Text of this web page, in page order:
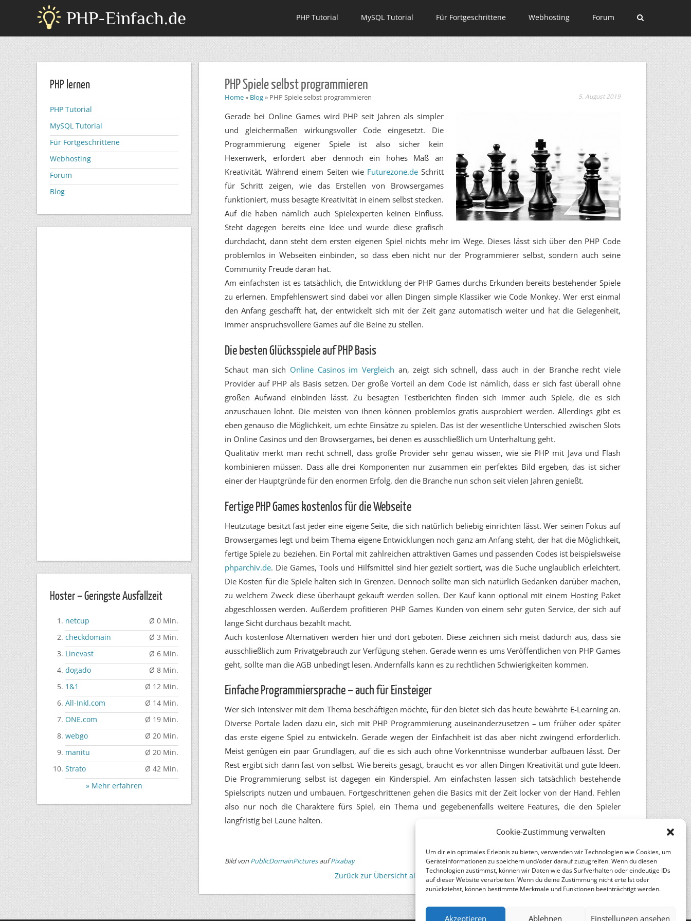
Cookie-Zustimmung verwalten
Um dir ein optimales Erlebnis zu bieten, verwenden wir Technologien wie Cookies, um
Geräteinformationen zu speichern und/oder darauf zuzugreifen. Wenn du diesen
Technologien zustimmst, können wir Daten wie das Surfverhalten oder eindeutige IDs
auf dieser Website verarbeiten. Wenn du deine Zustimmung nicht erteilst oder
zurückziehst, können bestimmte Merkmale und Funktionen beeinträchtigt werden.
Akzeptieren Ablehnen Einstellungen ansehen
PHP-Einfach.de PHP Tutorial MySQL Tutorial Für Fortgeschrittene Webhosting Forum
PHP Spiele selbst programmieren
5. August 2019
Home» Blog» PHP Spiele selbst programmieren
Gerade bei Online Games wird PHP seit Jahren als simpler
und gleichermaßen wirkungsvoller Code eingesetzt. Die
Programmierung eigener Spiele ist also sicher kein
Hexenwerk, erfordert aber dennoch ein hohes Maß an
Kreativität. Während einem Seiten wie Futurezone.deSchritt
für Schritt zeigen, wie das Erstellen von Browsergames
funktioniert, muss besagte Kreativität in einem selbst stecken.
Auf die haben nämlich auch Spielexperten keinen Einfluss.
Steht dagegen bereits eine Idee und wurde diese grafisch
durchdacht, dann steht dem ersten eigenen Spiel nichts mehr im Wege. Dieses lässt sich über den PHP Code
problemlos in Webseiten einbinden, so dass eben nicht nur der Programmierer selbst, sondern auch seine
Community Freude daran hat.
Am einfachsten ist es tatsächlich, die Entwicklung der PHP Games durchs Erkunden bereits bestehender Spiele
zu erlernen. Empfehlenswert sind dabei vor allen Dingen simple Klassiker wie Code Monkey. Wer erst einmal
den Anfang geschafft hat, der entwickelt sich mit der Zeit ganz automatisch weiter und hat die Gelegenheit,
immer anspruchsvollere Games auf die Beine zu stellen.
Die besten Glücksspiele auf PHP Basis
Schaut man sich Online Casinos im Vergleich an, zeigt sich schnell, dass auch in der Branche recht viele
Provider auf PHP als Basis setzen. Der große Vorteil an dem Code ist nämlich, dass er sich fast überall ohne
großen Aufwand einbinden lässt. Zu besagten Testberichten finden sich immer auch Spiele, die es sich
anzuschauen lohnt. Die meisten von ihnen können problemlos gratis ausprobiert werden. Allerdings gibt es
eben genauso die Möglichkeit, um echte Einsätze zu spielen. Das ist der wesentliche Unterschied zwischen Slots
in Online Casinos und den Browsergames, bei denen es ausschließlich um Unterhaltung geht.
Qualitativ merkt man recht schnell, dass große Provider sehr genau wissen, wie sie PHP mit Java und Flash
kombinieren müssen. Dass alle drei Komponenten nur zusammen ein perfektes Bild ergeben, das ist sicher
einer der Hauptgründe für den enormen Erfolg, den die Branche nun schon seit vielen Jahren genießt.
Fertige PHP Games kostenlos für die Webseite
Heutzutage besitzt fast jeder eine eigene Seite, die sich natürlich beliebig einrichten lässt. Wer seinen Fokus auf
Browsergames legt und beim Thema eigene Entwicklungen noch ganz am Anfang steht, der hat die Möglichkeit,
fertige Spiele zu beziehen. Ein Portal mit zahlreichen attraktiven Games und passenden Codes ist beispielsweise
phparchiv.de. Die Games, Tools und Hilfsmittel sind hier gezielt sortiert, was die Suche unglaublich erleichtert.
Die Kosten für die Spiele halten sich in Grenzen. Dennoch sollte man sich natürlich Gedanken darüber machen,
zu welchem Zweck diese überhaupt gekauft werden sollen. Der Kauf kann optional mit einem Hosting Paket
abgeschlossen werden. Außerdem profitieren PHP Games Kunden von einem sehr guten Service, der sich auf
lange Sicht durchaus bezahlt macht.
Auch kostenlose Alternativen werden hier und dort geboten. Diese zeichnen sich meist dadurch aus, dass sie
ausschließlich zum Privatgebrauch zur Verfügung stehen. Gerade wenn es ums Veröffentlichen von PHP Games
geht, sollte man die AGB unbedingt lesen. Andernfalls kann es zu rechtlichen Schwierigkeiten kommen.
Einfache Programmiersprache – auch für Einsteiger
Wer sich intensiver mit dem Thema beschäftigen möchte, für den bietet sich das heute bewährte E-Learning an.
Diverse Portale laden dazu ein, sich mit PHP Programmierung auseinanderzusetzen – um früher oder später
das erste eigene Spiel zu entwickeln. Gerade wegen der Einfachheit ist das aber nicht zwingend erforderlich.
Meist genügen ein paar Grundlagen, auf die es sich auch ohne Vorkenntnisse wunderbar aufbauen lässt. Der
Rest ergibt sich dann fast von selbst. Wie bereits gesagt, braucht es vor allen Dingen Kreativität und gute Ideen.
Die Programmierung selbst ist dagegen ein Kinderspiel. Am einfachsten lassen sich tatsächlich bestehende
Spielscripts nutzen und umbauen. Fortgeschrittenen gehen die Basics mit der Zeit locker von der Hand. Fehlen
also nur noch die Charaktere fürs Spiel, ein Thema und gegebenenfalls weitere Features, die den Spieler
langfristig bei Laune halten.
Bild von PublicDomainPicturesaufPixabay
Autor:Nils Reimers
Zurück zur Übersicht aller Beiträge
PHP lernen
PHP Tutorial
MySQL Tutorial
Für Fortgeschrittene
Webhosting
Forum
Blog
Hoster – Geringste Ausfallzeit
netcup
Ø 0 Min.
checkdomain
Ø 3 Min.
Linevast
Ø 6 Min.
dogado
Ø 8 Min.
1&1
Ø 12 Min.
All-Inkl.com
Ø 14 Min.
ONE.com
Ø 19 Min.
webgo
Ø 20 Min.
manitu
Ø 20 Min.
Strato
Ø 42 Min.
» Mehr erfahren